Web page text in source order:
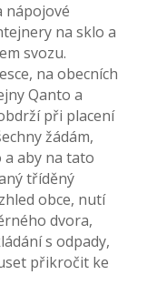
nápojové
na sklo a
svozu.
na obecních
Qanto a
při placení
žádám,
aby na tato
tříděný
obce, nutí
dvora,
s odpady,
přikročit ke